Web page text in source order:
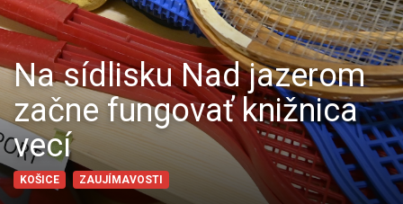
Na sídlisku Nad jazerom
začne fungovať knižnica
vecí
KOŠICE ZAUJÍMAVOSTI